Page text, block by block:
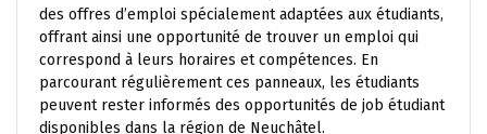
des offres d’emploi spécialement adaptées aux étudiants,
offrant ainsi une opportunité de trouver un emploi qui
correspond à leurs horaires et compétences. En
parcourant régulièrement ces panneaux, les étudiants
peuvent rester informés des opportunités de job étudiant
disponibles dans la région de Neuchâtel.